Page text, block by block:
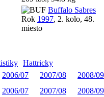
Buffalo Sabres
Rok 1997, 2. kolo, 48.
miesto
Hattricky
2006/07 2007/08
2008/09
2006/07 2007/08 2008/09